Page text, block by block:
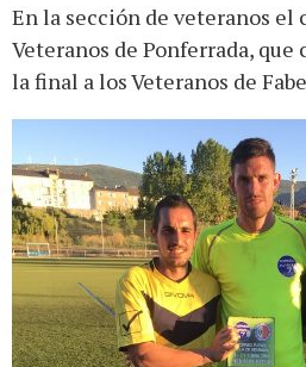
En la sección de veteranos el
Veteranos de Ponferrada,
la final a los Veteranos de